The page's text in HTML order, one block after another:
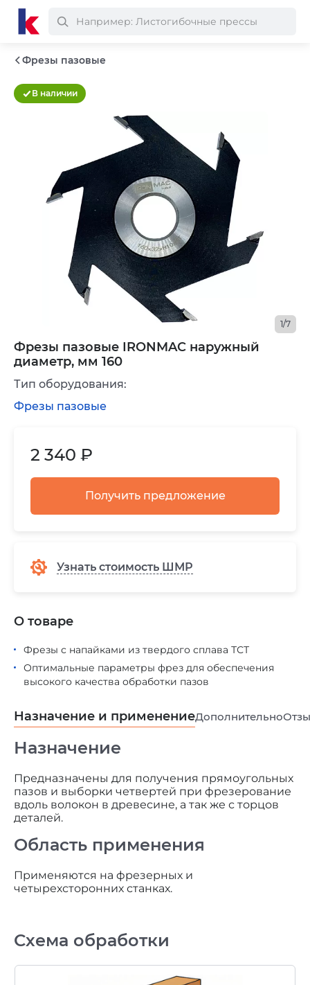
Фрезы пазовые
В наличии
Фрезы пазовые IRONMAC наружный
диаметр, мм 160
1/7
2 340 ₽
Получить предложение
Узнать стоимость ШМР
Тип оборудования:
Фрезы пазовые
Фрезы с напайками из твердого сплава ТСТ
Оптимальные параметры фрез для обеспечения
высокого качества обработки пазов
О товаре
Назначение и применениеДополнительно
Назначение
Предназначены для получения прямоугольных
пазов и выборки четвертей при фрезерование
вдоль волокон в древесине, а так же с торцов
деталей.
Область применения
Применяются на фрезерных и
четырехсторонних станках.
Схема обработки